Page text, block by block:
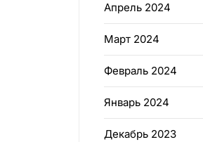
Апрель 2024
Март 2024
Февраль 2024
Январь 2024
Декабрь 2023